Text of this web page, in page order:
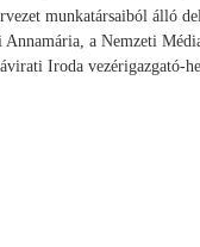
munkatársaiból álló
a Nemzeti
Iroda vezérigazgató-